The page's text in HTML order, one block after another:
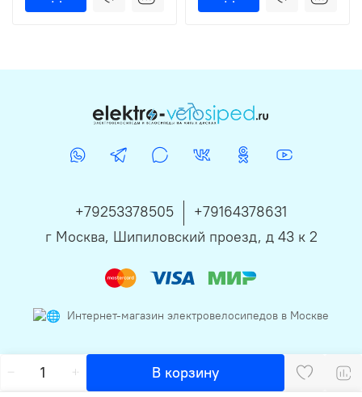
В корзину
+79253378505
+79164378631
г Москва, Шипиловский проезд, д 43 к 2
Интернет-магазин электровелосипедов в Москве